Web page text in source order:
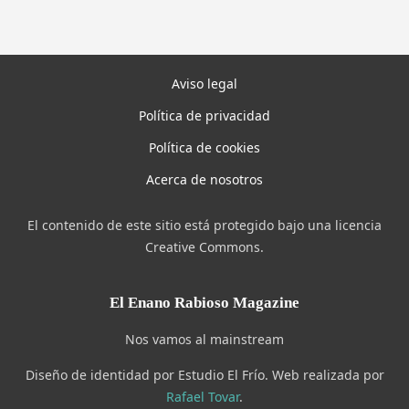
Aviso legal
Política de privacidad
Política de cookies
Acerca de nosotros
El contenido de este sitio está protegido bajo una licencia
Creative Commons.
El Enano Rabioso Magazine
Nos vamos al mainstream
Diseño de identidad por Estudio El Frío. Web realizada por
Rafael Tovar.